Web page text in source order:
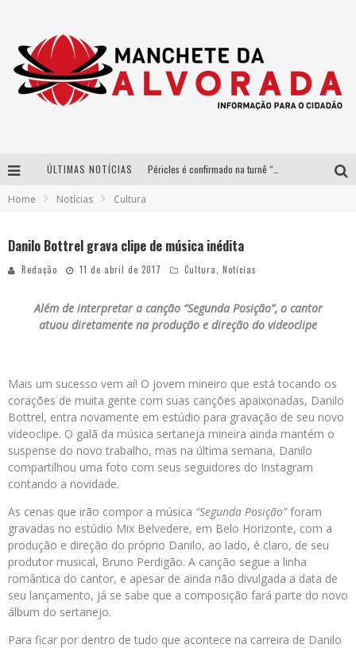
ÚLTIMAS NOTÍCIAS
Home Notícias Cultura
Danilo Bottrel grava clipe de música inédita
Redação 11 de abril de 2017 Cultura Notícias
Além de interpretar a canção “Segunda Posição”, o cantor
atuou diretamente na produção e direção do videoclipe
Mais um sucesso vem aí! O jovem mineiro que está tocando os
corações de muita gente com suas canções apaixonadas, Danilo
Bottrel, entra novamente em estúdio para gravação de seu novo
videoclipe. O galã da música sertaneja mineira ainda mantém o
suspense do novo trabalho, mas na última semana, Danilo
compartilhou uma foto com seus seguidores do Instagram
contando a novidade.
As cenas que irão compor a música “Segunda Posição”foram
gravadas no estúdio Mix Belvedere, em Belo Horizonte, com a
produção e direção do próprio Danilo, ao lado, é claro, de seu
produtor musical, Bruno Perdigão. A canção segue a linha
romântica do cantor, e apesar de ainda não divulgada a data de
seu lançamento, já se sabe que a composição fará parte do novo
álbum do sertanejo.
Para ficar por dentro de tudo que acontece na carreira de Danilo